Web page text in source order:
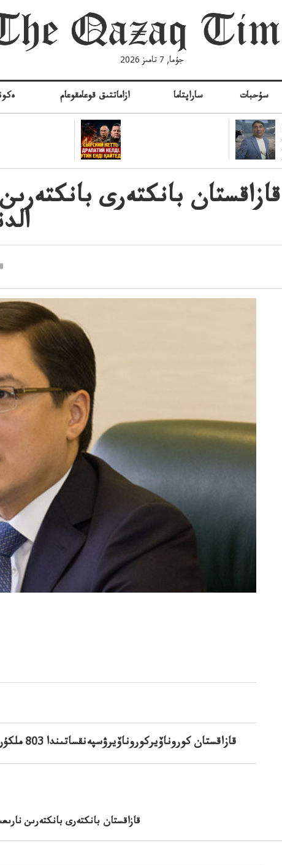
جۇما, 7 تامىز 2026
ازاماتتىق قوعامقوعام ساراپتاما سۇحبات
قازاقستان بانكتەرى بانكتەرىن
قازاقستان بانكتەرى
قازاقستان كوروناۆيركوروناۆيرۋسپەنقساتىندا 803 ملكۇرەسڭگە قاماقساتىنداالادى803ملردتەڭگەقارجىقارىزالادى